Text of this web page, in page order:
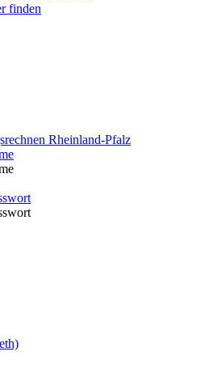
finden
Rheinland-Pfalz